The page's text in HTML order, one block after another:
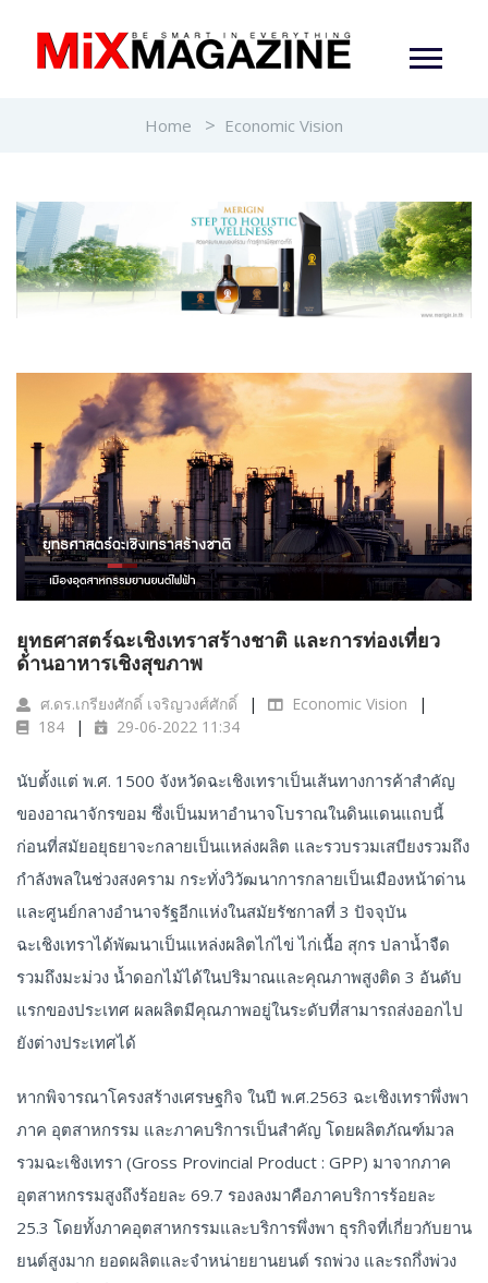
Home Economic Vision
ยุทธศาสตร์ฉะเชิงเทราสร้างชาติ และการท่องเที่ยว
ด้านอาหารเชิงสุขภาพ
ศ.ดร.เกรียงศักดิ์ เจริญวงศ์ศักดิ์
Economic Vision
184
29-06-2022 11:34
นับตั้งแต่ พ.ศ. 1500 จังหวัดฉะเชิงเทราเป็นเส้นทางการค้าสำคัญ
ของอาณาจักรขอม ซึ่งเป็นมหาอำนาจโบราณในดินแดนแถบนี้
ก่อนที่สมัยอยุธยาจะกลายเป็นแหล่งผลิต และรวบรวมเสบียงรวมถึง
กำลังพลในช่วงสงคราม กระทั่งวิวัฒนาการกลายเป็นเมืองหน้าด่าน
และศูนย์กลางอำนาจรัฐอีกแห่งในสมัยรัชกาลที่ 3 ปัจจุบัน
ฉะเชิงเทราได้พัฒนาเป็นแหล่งผลิตไก่ไข่ ไก่เนื้อ สุกร ปลาน้ำจืด
รวมถึงมะม่วง น้ำดอกไม้ได้ในปริมาณและคุณภาพสูงติด 3 อันดับ
แรกของประเทศ ผลผลิตมีคุณภาพอยู่ในระดับที่สามารถส่งออกไป
ยังต่างประเทศได้
หากพิจารณาโครงสร้างเศรษฐกิจ ในปี พ.ศ.2563 ฉะเชิงเทราพึ่งพา
ภาค อุตสาหกรรม และภาคบริการเป็นสำคัญ โดยผลิตภัณฑ์มวล
รวมฉะเชิงเทรา (Gross Provincial Product : GPP) มาจากภาค
อุตสาหกรรมสูงถึงร้อยละ 69.7 รองลงมาคือภาคบริการร้อยละ
25.3 โดยทั้งภาคอุตสาหกรรมและบริการพึ่งพา ธุรกิจที่เกี่ยวกับยาน
ยนต์สูงมาก ยอดผลิตและจำหน่ายยานยนต์ รถพ่วง และรถกึ่งพ่วง